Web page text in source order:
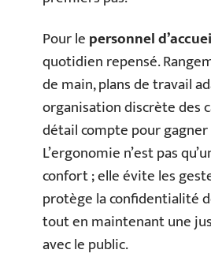
Pour lepersonnel
quotidien repensé.
de main, plans de travail
organisation discrète des
détail compte pour
L’ergonomie n’est pas
confort ; elle évite les
protège la confidentialité
tout en maintenant une
avec le public.